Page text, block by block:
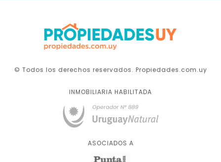
© Todos los derechos reservados. Propiedades.com.uy
INMOBILIARIA HABILITADA
ASOCIADOS A